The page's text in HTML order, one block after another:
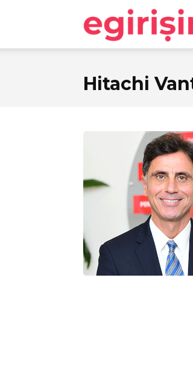
Hitachi